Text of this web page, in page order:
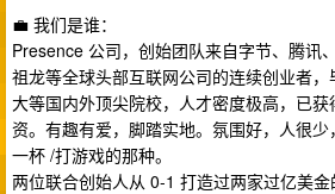
💼 我们是谁：
Presence 公司，创始团队来自字节、腾讯
祖龙等全球头部互联网公司的连续创业者
大等国内外顶尖院校，人才密度极高，已
资。有趣有爱，脚踏实地。氛围好，人很
一杯 /打游戏的那种。
两位联合创始人从 0-1 打造过两家过亿美金